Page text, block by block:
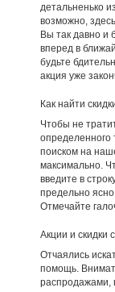
детальненько
возможно,
Вы так давно и
вперед в
будьте
акция уже
Как найти
Чтобы не
определенного
поиском на
максимально.
введите в
предельно
Отмечайте
Акции и скидки
Отчаялись
помощь.
распродажами,